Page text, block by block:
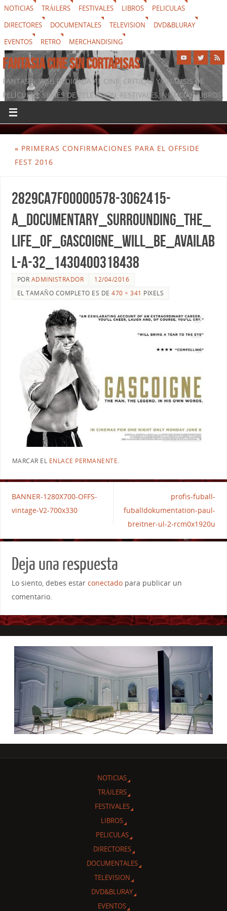
NOTICIAS TRÁILERS FESTIVALES LIBROS
PELICULAS
DIRECTORES
DOCUMENTALES TELEVISION
DVD&BLURAY
EVENTOS
RETRO MERCHANDISING
FANTASIA CINE SIN CORTAPISAS
FANTASIA, WEB DEDICADA AL CINE, CRÍTICAS Y ANÁLISIS DE
PELÍCULAS, SERIES DE TELEVISIÓN, FESTIVALES, NOTICIAS, LIBROS,
DVD & BLURAY, MERCHANDISING Y TODO LO QUE RODEA AL
SÉPTIMO ARTE
« PRIMERAS CONFIRMACIONES PARA EL OFFSIDE
FEST 2016
2829CA7F00000578-3062415-
A_documentary_surrounding_the_
life_of_Gascoigne_will_be_availab
l-a-32_1430400318438
POR ADMINISTRADOR
12/04/2016
EL TAMAÑO COMPLETO ES DE470 × 341 PIXELS
MARCAR EL ENLACE PERMANENTE.
BANNER-1280X700-OFFS-
vintage-V2-700x330
profis-fuball-
fuballdokumentation-paul-
breitner-ul-2-rcm0x1920u
Deja una respuesta
Lo siento, debes estar conectadopara publicar un
comentario.
NOTICIAS
TRÁILERS
FESTIVALES
LIBROS
PELICULAS
DIRECTORES
DOCUMENTALES
TELEVISION
DVD&BLURAY
EVENTOS